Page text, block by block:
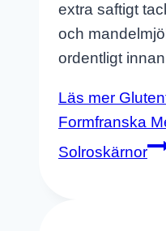
extra saftigt
och
ordentligt
Läs mer
Formfranska
Solroskärnor